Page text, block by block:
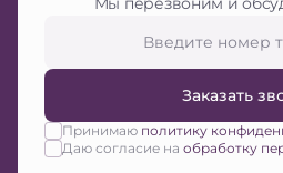
Заказать
Принимаю политику
Даю согласие на обработку